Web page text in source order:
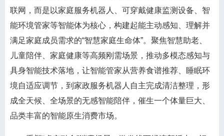
联网，而是以家庭服务机器人、可穿戴健康监测设备、智
能环境管家等智能体为核心，构建起能主动感知、理解并
满足家庭成员需求的“智慧家庭生命体”。聚焦智慧助老、
儿童陪伴、家庭健康等高频刚需场景，推动多模态感知与
具身智能技术落地，让智能管家从营养食谱推荐、睡眠环
境自适应调节，到家政服务机器人自主完成清洁整理，形
成全天候、全场景的无感智能陪伴，催生一个体量巨大、
品类丰富的智能原生消费市场。